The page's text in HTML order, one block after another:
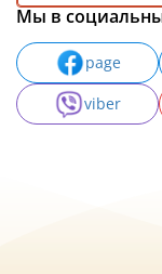
Мы в
page
viber